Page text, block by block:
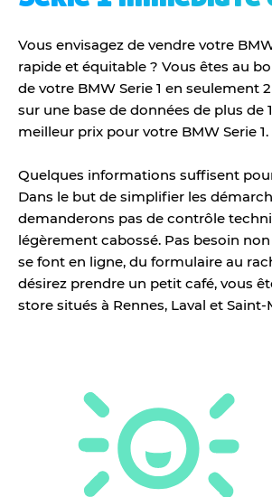
Vous envisagez de vendre votre
rapide et équitable ? Vous êtes au
de votre BMW Serie 1 en seulement
sur une base de données de plus
meilleur prix pour votre BMW Serie 1.
Quelques informations suffisent
Dans le but de simplifier les
demanderons pas de contrôle
légèrement cabossé. Pas besoin
se font en ligne, du formulaire au
désirez prendre un petit café, vous
store situés à Rennes, Laval et Saint-